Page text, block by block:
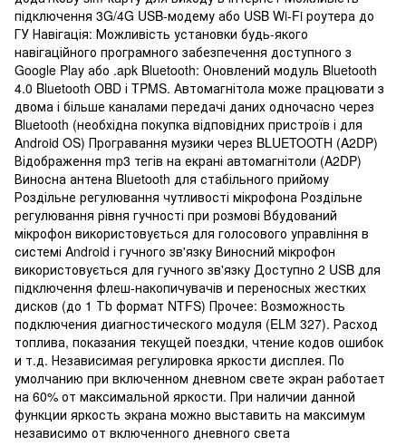
підключення 3G/4G USB-модему або USB Wi-Fi роутера до
ГУ Навігація: Можливість установки будь-якого
навігаційного програмного забезпечення доступного з
Google Play або .apk Bluetooth: Оновлений модуль Bluetooth
4.0 Bluetooth OBD і TPMS. Автомагнітола може працювати з
двома і більше каналами передачі даних одночасно через
Bluetooth (необхідна покупка відповідних пристроїв і для
Android OS) Програвання музики через BLUETOOTH (A2DP)
Відображення mp3 тегів на екрані автомагнітоли (A2DP)
Виносна антена Bluetooth для стабільного прийому
Роздільне регулювання чутливості мікрофона Роздільне
регулювання рівня гучності при розмові Вбудований
мікрофон використовується для голосового управління в
системі Android і гучного зв'язку Виносний мікрофон
використовується для гучного зв'язку Доступно 2 USB для
підключення флеш-накопичувачів и переносных жестких
дисков (до 1 Тb формат NTFS) Прочее: Возможность
подключения диагностического модуля (ELM 327). Расход
топлива, показания текущей поездки, чтение кодов ошибок
и т.д. Независимая регулировка яркости дисплея. По
умолчанию при включенном дневном свете экран работает
на 60% от максимальной яркости. При наличии данной
функции яркость экрана можно выставить на максимум
независимо от включенного дневного света